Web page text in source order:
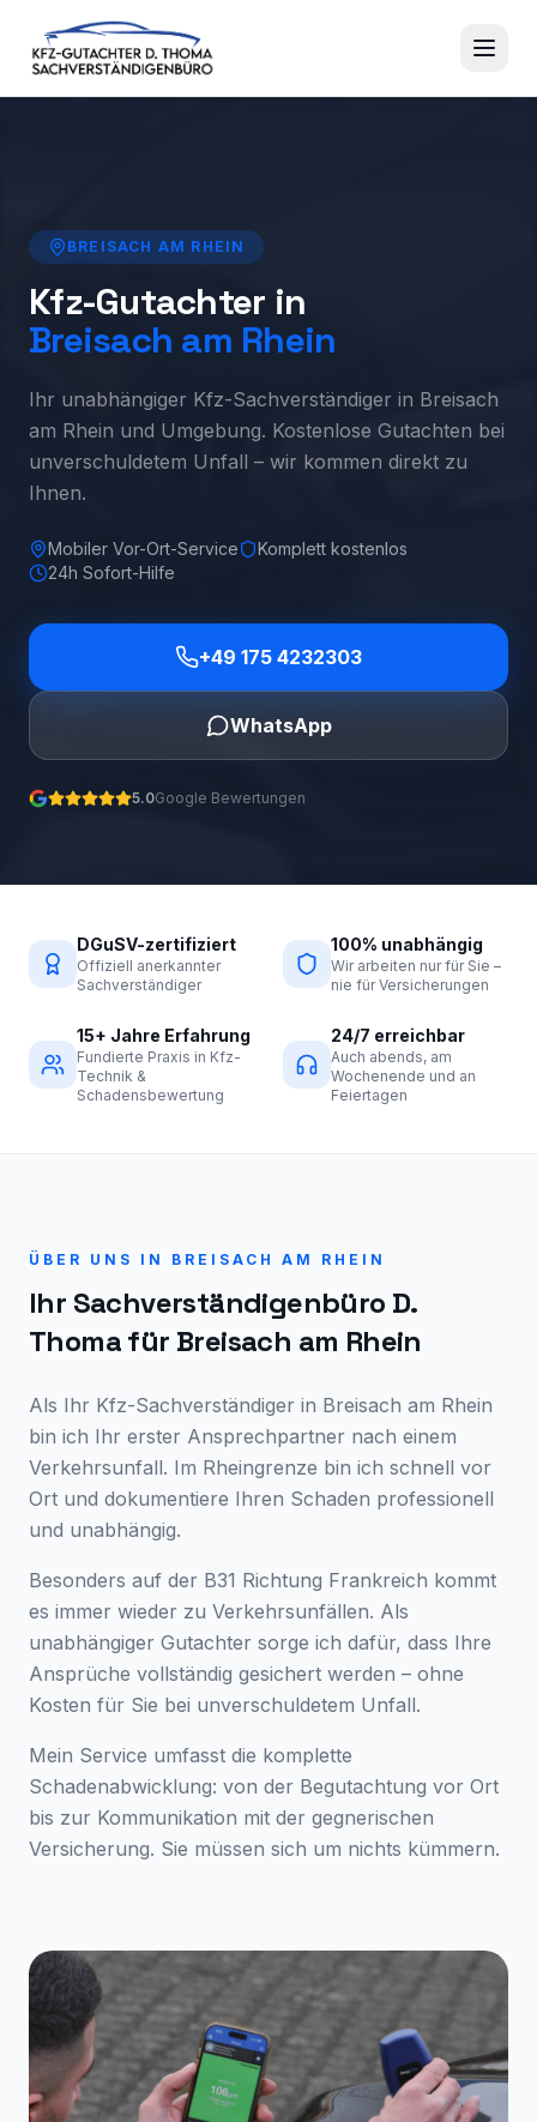
BREISACH AM RHEIN
Kfz-Gutachter in
Breisach am Rhein
Ihr unabhängiger Kfz-Sachverständiger in Breisach
am Rhein und Umgebung. Kostenlose Gutachten bei
unverschuldetem Unfall – wir kommen direkt zu
Ihnen.
Mobiler Vor-Ort-Service
Komplett kostenlos
24h Sofort-Hilfe
+49 175 4232303
WhatsApp
5.0Google Bewertungen
DGuSV-zertifiziert
Offiziell anerkannter
Sachverständiger
100% unabhängig
Wir arbeiten nur für Sie –
nie für Versicherungen
15+ Jahre Erfahrung
Fundierte Praxis in Kfz-
Technik &
Schadensbewertung
24/7 erreichbar
Auch abends, am
Wochenende und an
Feiertagen
ÜBER UNS IN BREISACH AM RHEIN
Ihr Sachverständigenbüro D.
Thoma für Breisach am Rhein
Als Ihr Kfz-Sachverständiger in Breisach am Rhein
bin ich Ihr erster Ansprechpartner nach einem
Verkehrsunfall. Im Rheingrenze bin ich schnell vor
Ort und dokumentiere Ihren Schaden professionell
und unabhängig.
Besonders auf der B31 Richtung Frankreich kommt
es immer wieder zu Verkehrsunfällen. Als
unabhängiger Gutachter sorge ich dafür, dass Ihre
Ansprüche vollständig gesichert werden – ohne
Kosten für Sie bei unverschuldetem Unfall.
Mein Service umfasst die komplette
Schadenabwicklung: von der Begutachtung vor Ort
bis zur Kommunikation mit der gegnerischen
Versicherung. Sie müssen sich um nichts kümmern.